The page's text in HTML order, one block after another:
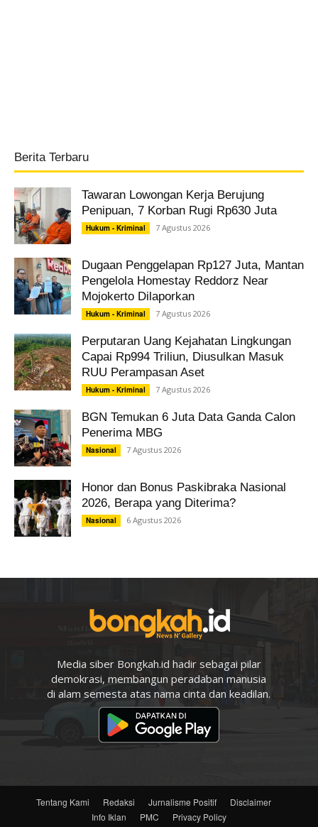
Berita Terbaru
Tawaran Lowongan Kerja Berujung
Penipuan, 7 Korban Rugi Rp630 Juta
Hukum - Kriminal 7 Agustus 2026
Dugaan Penggelapan Rp127 Juta, Mantan
Pengelola Homestay Reddorz Near
Mojokerto Dilaporkan
Hukum - Kriminal 7 Agustus 2026
Perputaran Uang Kejahatan Lingkungan
Capai Rp994 Triliun, Diusulkan Masuk
RUU Perampasan Aset
Hukum - Kriminal 7 Agustus 2026
BGN Temukan 6 Juta Data Ganda Calon
Penerima MBG
Nasional 7 Agustus 2026
Honor dan Bonus Paskibraka Nasional
2026, Berapa yang Diterima?
Nasional 6 Agustus 2026
Media siber Bongkah.id hadir sebagai pilar
demokrasi, membangun peradaban manusia
di alam semesta atas nama cinta dan keadilan.
Tentang Kami Redaksi Jurnalisme Positif
Disclaimer
Info Iklan
PMC Privacy Policy